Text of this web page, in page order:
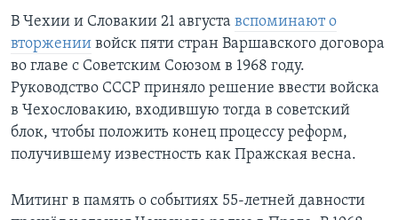
В Чехии и Словакии 21 августа вспоминают о
вторжении войск пяти стран Варшавского договора
во главе с Советским Союзом в 1968 году.
Руководство СССР приняло решение ввести войска
в Чехословакию, входившую тогда в советский
блок, чтобы положить конец процессу реформ,
получившему известность как Пражская весна.
Митинг в память о событиях 55-летней давности